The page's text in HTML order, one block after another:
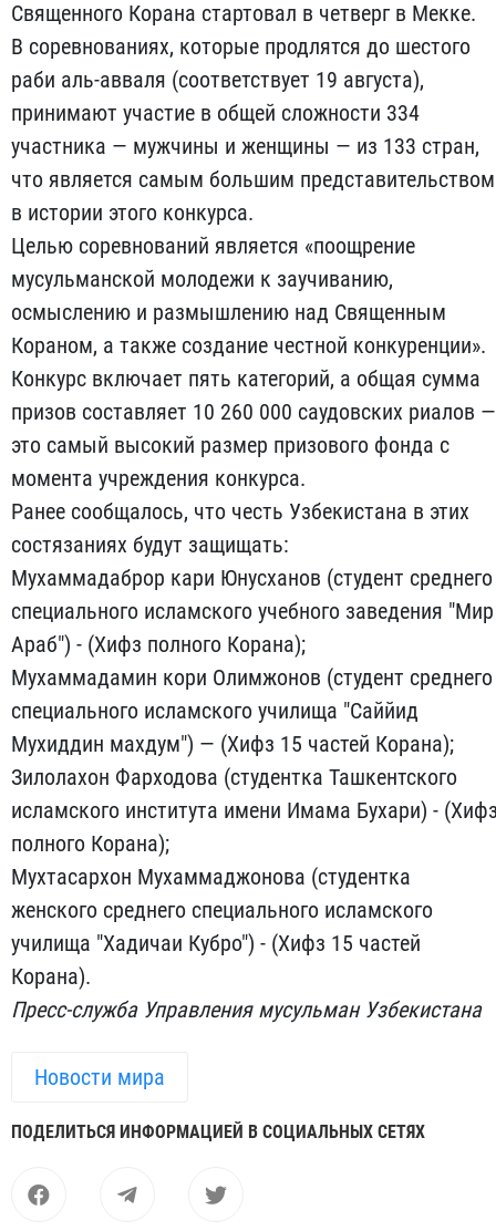
Священного Корана стартовал в четверг в Мекке.
В соревнованиях, которые продлятся до шестого
раби аль-авваля (соответствует 19 августа),
принимают участие в общей сложности 334
участника — мужчины и женщины — из 133 стран,
что является самым большим представительством
в истории этого конкурса.
Целью соревнований является «поощрение
мусульманской молодежи к заучиванию,
осмыслению и размышлению над Священным
Кораном, а также создание честной конкуренции».
Конкурс включает пять категорий, а общая сумма
призов составляет 10 260 000 саудовских риалов —
это самый высокий размер призового фонда с
момента учреждения конкурса.
Ранее сообщалось, что честь Узбекистана в этих
состязаниях будут защищать:
Мухаммадаброр кари Юнусханов (студент среднего
специального исламского учебного заведения "Мир
Араб") - (Хифз полного Корана);
Мухаммадамин кори Олимжонов (студент среднего
специального исламского училища "Саййид
Мухиддин махдум") — (Хифз 15 частей Корана);
Зилолахон Фарходова (студентка Ташкентского
исламского института имени Имама Бухари) -
полного Корана);
Мухтасархон Мухаммаджонова (студентка
женского среднего специального исламского
училища "Хадичаи Кубро") - (Хифз 15 частей
Корана).
Пресс-служба Управления мусульман Узбекистана
Новости мира
ПОДЕЛИТЬСЯ ИНФОРМАЦИЕЙ В СОЦИАЛЬНЫХ СЕТЯХ